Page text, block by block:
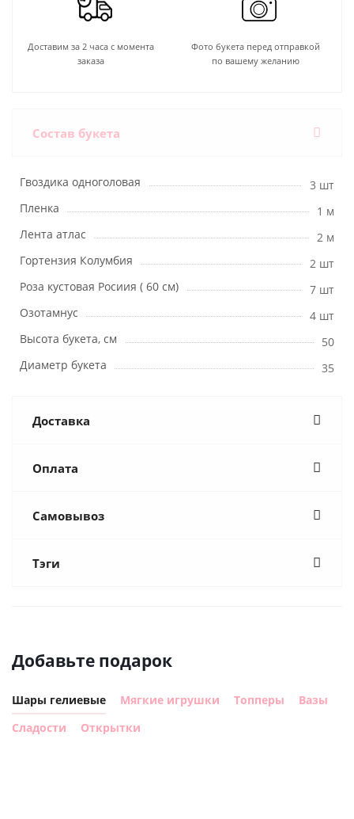
Доставим за 2 часа с момента
заказа
Фото букета перед отправкой
по вашему желанию
Состав букета
Гвоздика одноголовая
3 шт
Пленка
1 м
Лента атлас
2 м
Гортензия Колумбия
2 шт
Роза кустовая Росиия ( 60 см)
7 шт
Озотамнус
4 шт
Высота букета, см
50
Диаметр букета
35
Доставка
Оплата
Самовывоз
Тэги
Добавьте подарок
Шары гелиевые Мягкие игрушки Топперы
Вазы
Сладости
Открытки